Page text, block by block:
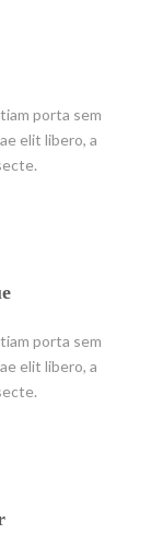
porta sem
elit libero, a
porta sem
elit libero, a